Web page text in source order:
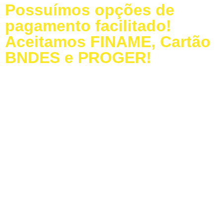
Possuímos opções de
pagamento facilitado!
Aceitamos FINAME, Cartão
BNDES e PROGER!